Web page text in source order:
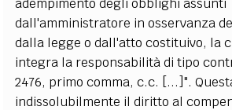
adempimento degli obblighi assunti
dall'amministratore in osservanza
dalla legge o dall'atto costituivo, la
integra la responsabilità di tipo
2476, primo comma, c.c. [...]".
indissolubilmente il diritto al